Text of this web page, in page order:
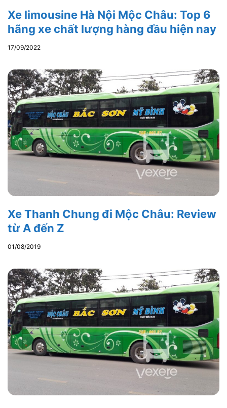
Xe limousine Hà Nội Mộc Châu: Top 6
hãng xe chất lượng hàng đầu hiện nay
17/09/2022
Xe Thanh Chung đi Mộc Châu: Review
từ A đến Z
01/08/2019